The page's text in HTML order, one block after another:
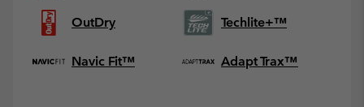
OutDry Techlite+™
Navic Fit™ Adapt Trax™